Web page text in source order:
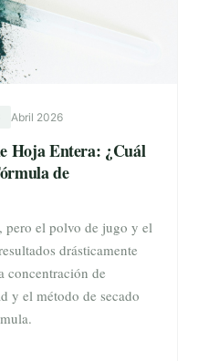
Abril 2026
Hoja Entera: ¿Cuál
de
pero el polvo de jugo y el
drásticamente
concentración de
y el método de secado